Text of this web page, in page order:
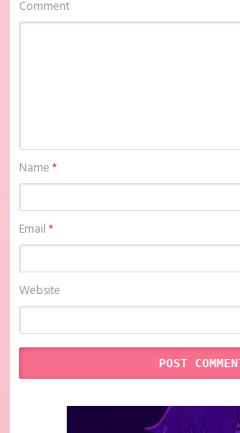
donwload Hentai Kamen: The Abnormal
sub indo, donwload Hentai Kamen: The
Comment
Name*
Email*
Website